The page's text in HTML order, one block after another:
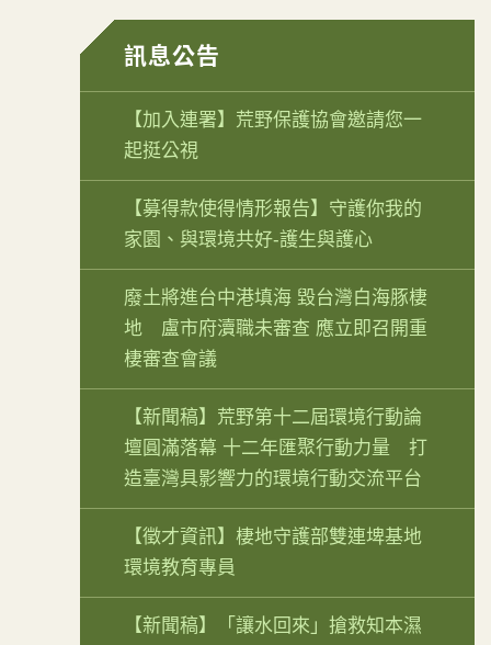
訊息公告
【加入連署】荒野保護協會邀請您一
起挺公視
【募得款使得情形報告】守護你我的
家園、與環境共好-護生與護心
廢土將進台中港填海 毀台灣白海豚棲
地 盧市府瀆職未審查 應立即召開重
棲審查會議
【新聞稿】荒野第十二屆環境行動論
壇圓滿落幕 十二年匯聚行動力量 打
造臺灣具影響力的環境行動交流平台
【徵才資訊】棲地守護部雙連埤基地
環境教育專員
【新聞稿】「讓水回來」搶救知本濕